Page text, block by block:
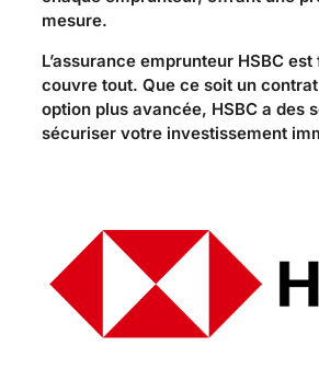
mesure.
L’assurance emprunteur HSBC
couvre tout. Que ce soit un
option plus avancée, HSBC a des
sécuriser votre investissement